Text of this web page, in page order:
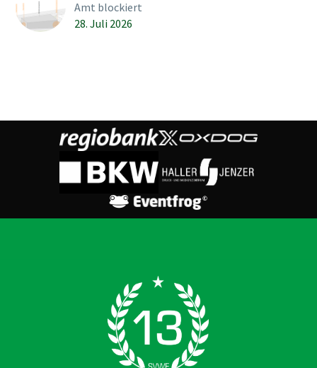
Amt blockiert
28. Juli 2026